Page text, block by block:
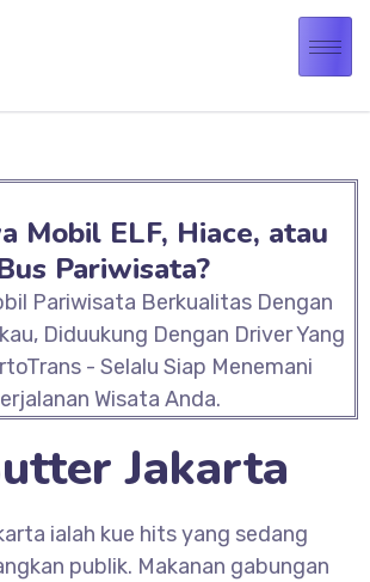
Mobil ELF, Hiace, atau
Pariwisata?
Pariwisata Berkualitas Dengan
Diduukung Dengan Driver Yang
- Selalu Siap Menemani
Wisata Anda.
Jakarta
ialah kue hits yang sedang
publik. Makanan gabungan